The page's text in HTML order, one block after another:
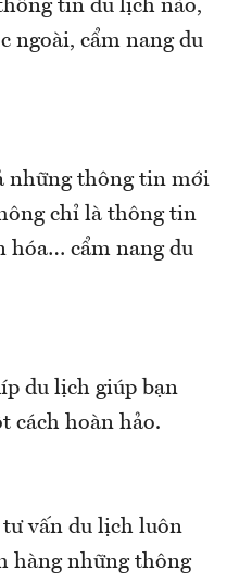
tin du lịch nào,
ngoài, cẩm nang du
những thông tin mới
chỉ là thông tin
hóa… cẩm nang du
du lịch giúp bạn
cách hoàn hảo.
vấn du lịch luôn
hàng những thông